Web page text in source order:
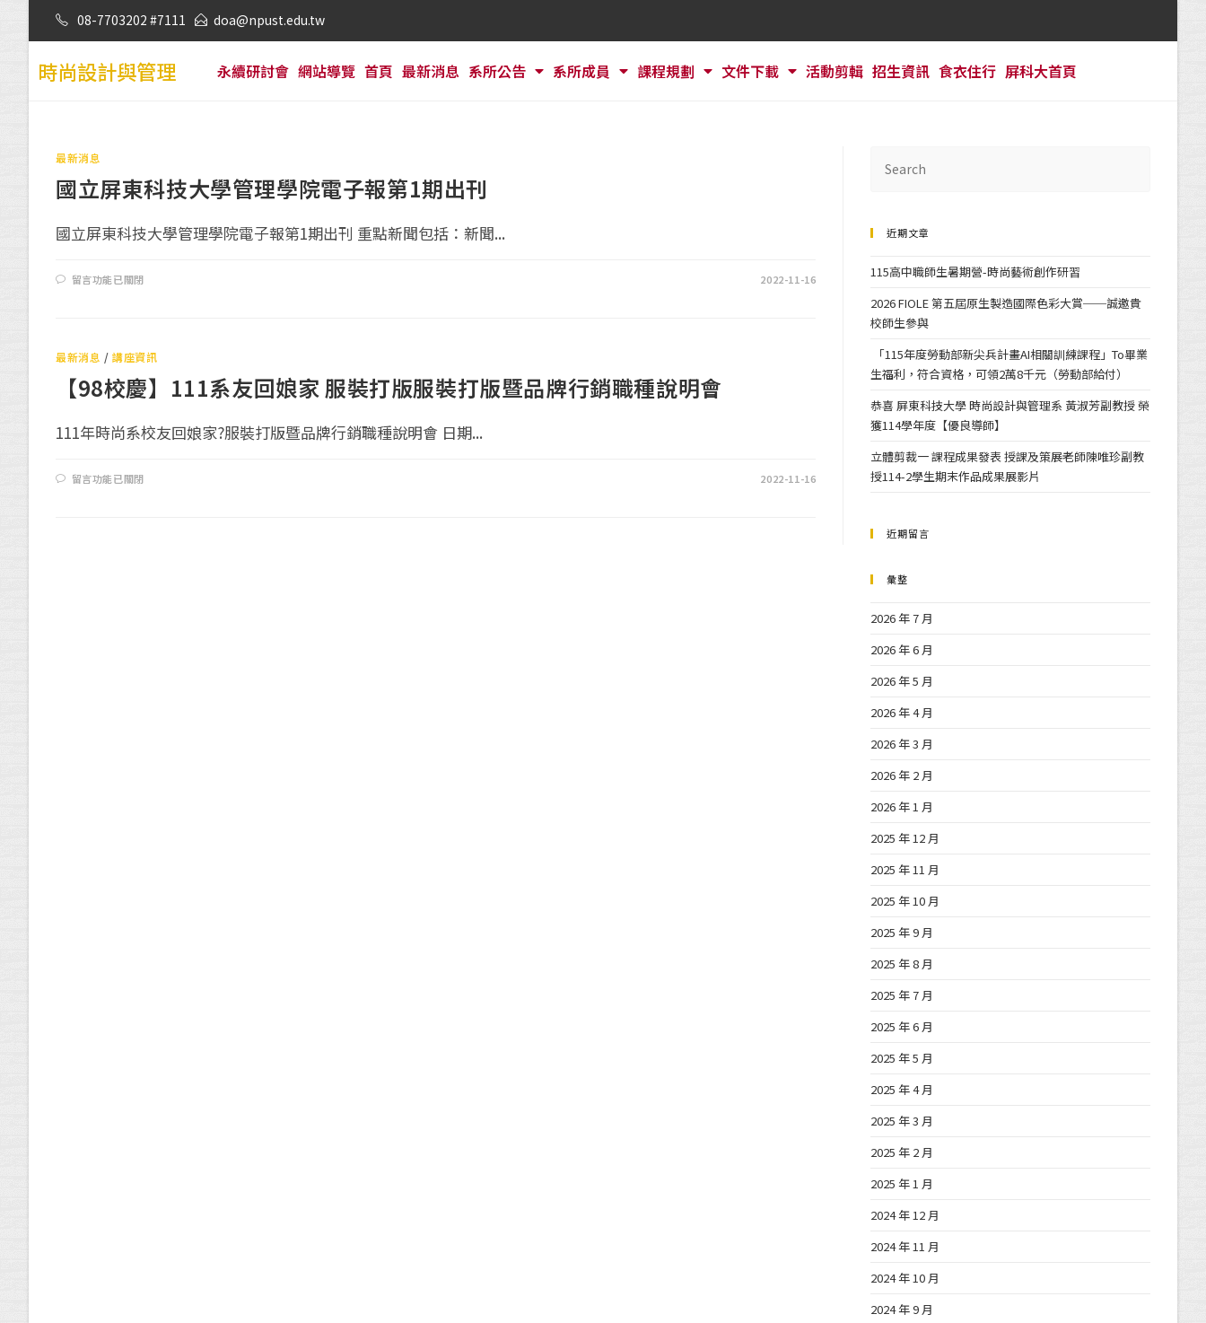
08-7703202 #7111 doa@npust.edu.tw
時尚設計與管理 永續研討會 網站導覽 首頁 最新消息 系所公告 系所成員 課程規劃 文件下載 活動剪輯 招生資訊 食衣住行 屏科大首頁
最新消息
國立屏東科技大學管理學院電子報第1期出刊
國立屏東科技大學管理學院電子報第1期出刊 重點新聞包括：新聞...
留言功能已關閉 2022-11-16
最新消息 /講座資訊
【98校慶】111系友回娘家 服裝打版服裝打版暨品牌行銷職種說明會
111年時尚系校友回娘家?服裝打版暨品牌行銷職種說明會 日期...
留言功能已關閉 2022-11-16
近期文章
115高中職師生暑期營-時尚藝術創作研習
2026 FIOLE 第五屆原生製造國際色彩大賞──誠邀貴
校師生參與
「115年度勞動部新尖兵計畫AI相關訓練課程」To畢業
生福利，符合資格，可領2萬8千元（勞動部給付）
恭喜 屏東科技大學 時尚設計與管理系 黃淑芳副教授 榮
獲114學年度【優良導師】
立體剪裁一 課程成果發表 授課及策展老師陳唯珍副教
授114-2學生期末作品成果展影片
近期留言
彙整
2026 年 7 月
2026 年 6 月
2026 年 5 月
2026 年 4 月
2026 年 3 月
2026 年 2 月
2026 年 1 月
2025 年 12 月
2025 年 11 月
2025 年 10 月
2025 年 9 月
2025 年 8 月
2025 年 7 月
2025 年 6 月
2025 年 5 月
2025 年 4 月
2025 年 3 月
2025 年 2 月
2025 年 1 月
2024 年 12 月
2024 年 11 月
2024 年 10 月
2024 年 9 月